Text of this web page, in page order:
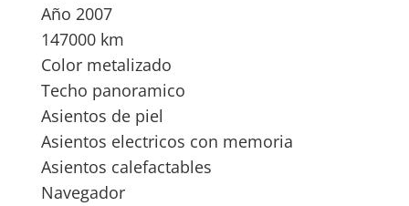
Año 2007
147000 km
Color metalizado
Techo panoramico
Asientos de piel
Asientos electricos con memoria
Asientos calefactables
Navegador